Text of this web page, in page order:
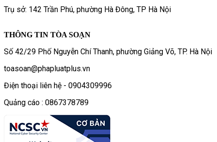
Trụ sở: 142 Trần Phú, phường Hà Đông, TP Hà Nội
THÔNG TIN TÒA SOẠN
Số 42/29 Phố Nguyễn Chí Thanh, phường Giảng Võ, TP. Hà Nội
toasoan@phapluatplus.vn
Điện thoại liên hệ - 0904309996
Quảng cáo : 0867378789